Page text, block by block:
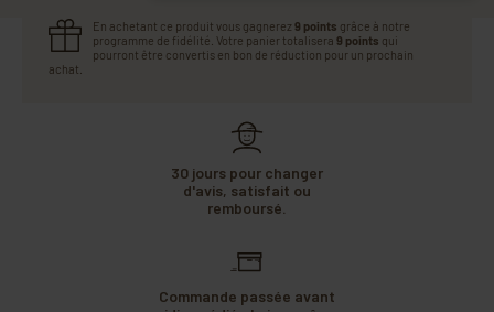
En achetant ce produit vous gagnerez 9 points grâce à notre
programme de fidélité. Votre panier totalisera 9 points qui
pourront être convertis en bon de réduction pour un prochain
achat.
30 jours pour changer
d'avis, satisfait ou
remboursé.
Commande passée avant